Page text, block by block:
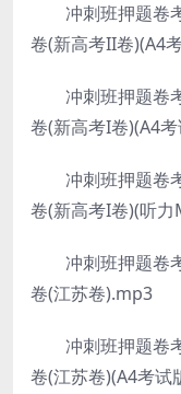
冲刺班押题卷考
卷(新高考II卷)(A4
冲刺班押题卷考
卷(新高考I卷)(A4
冲刺班押题卷考
卷(新高考I卷)(听
冲刺班押题卷考
卷(江苏卷).mp3
冲刺班押题卷考
卷(江苏卷)(A4考试